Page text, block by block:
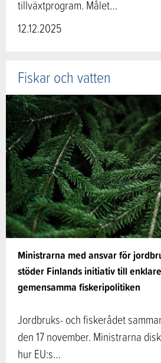
tillväxtprogram. Målet…
12.12.2025
Ministrarna med ansvar för
stöder Finlands initiativ till
gemensamma fiskeripolitiken
Fiskar och vatten
Jordbruks- och fiskerådet
den 17 november. Ministrarna
hur EU:s…